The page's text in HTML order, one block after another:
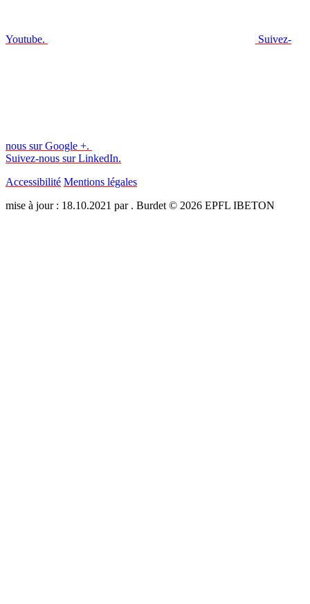
Youtube. Suivez-
nous sur Google +.
Suivez-nous sur LinkedIn.
Accessibilité Mentions légales
mise à jour : 18.10.2021 par . Burdet © 2026 EPFL IBETON